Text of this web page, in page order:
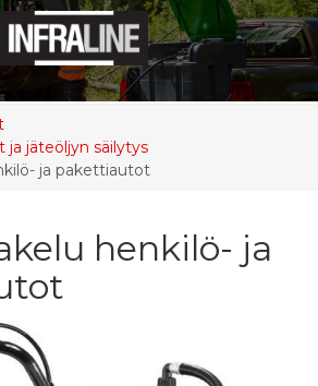
jäteöljyn säilytys
ja pakettiautot
henkilö- ja